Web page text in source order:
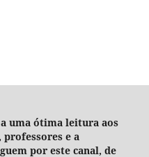
uma ótima leitura aos
professores e a
por este canal, de